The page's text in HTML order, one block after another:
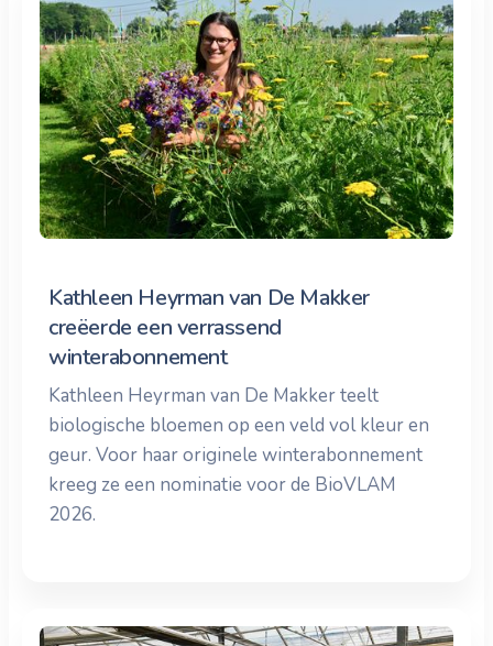
Kathleen Heyrman van De Makker
creëerde een verrassend
winterabonnement
Kathleen Heyrman van De Makker teelt
biologische bloemen op een veld vol kleur en
geur. Voor haar originele winterabonnement
kreeg ze een nominatie voor de BioVLAM
2026.